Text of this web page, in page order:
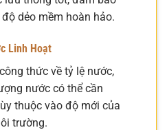
dẻo mềm hoàn hảo.
Linh Hoạt
thức về tỷ lệ nước,
nước có thể cần
thuộc vào độ mới của
trường.